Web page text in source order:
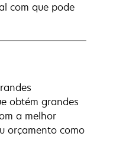
com que pode
obtém grandes
a melhor
orçamento como